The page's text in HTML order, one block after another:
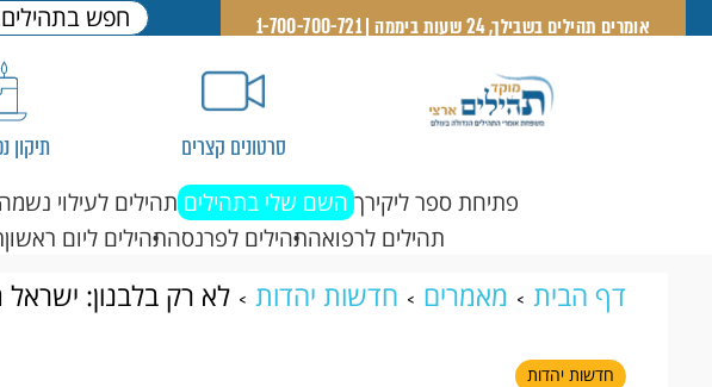
אומרים תהילים בשבילך, 24 שעות ביממה | 1-700-700-721
סרטונים קצרים תיקון
פתיחת ספר ליקירך השם שלי בתהילים תהילים לעילוי נשמה
תהילים לרפואהתהילים לפרנסהתהילים ליום ראשון
דף הבית מאמרים חדשות יהדות
לא רק בלבנון:
של חמאס מעבר לים
חדשות יהדות